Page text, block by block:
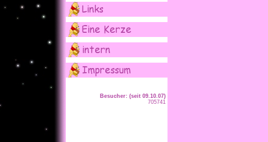
Besucher: (seit 09.10.07)
705741